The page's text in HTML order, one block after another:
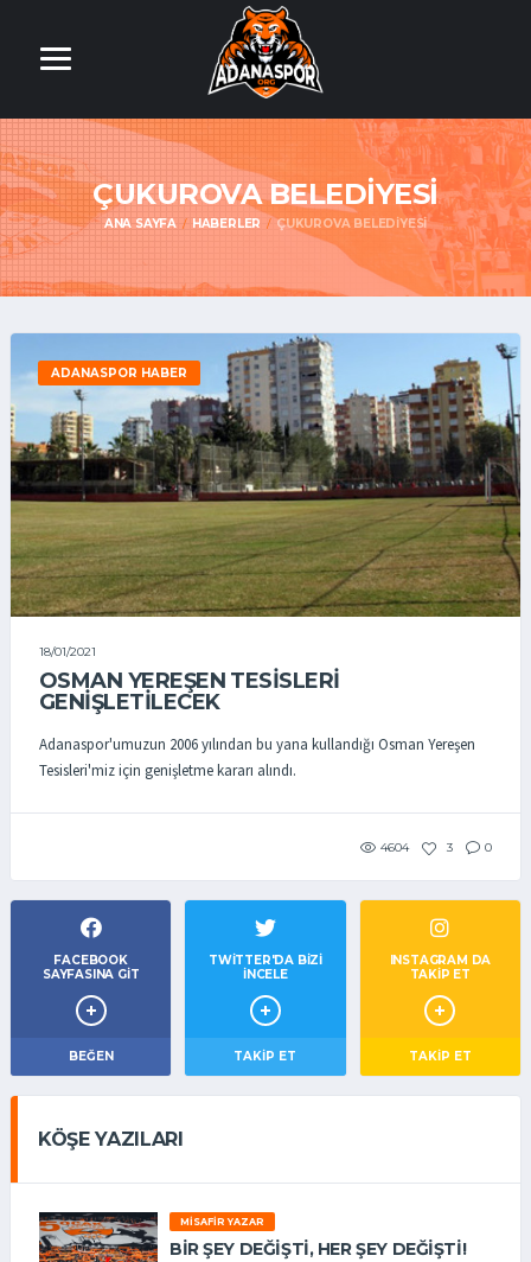
ÇUKUROVA BELEDIYESI
ANA SAYFA HABERLER ÇUKUROVA BELEDIYESI
ADANASPOR HABER
18/01/2021
OSMAN YEREŞEN TESİSLERİ
GENİŞLETİLECEK
Adanaspor'umuzun 2006 yılından bu yana kullandığı Osman Yereşen
Tesisleri'miz için genişletme kararı alındı.
4604 3 0
FACEBOOK
SAYFASINA GIT
BEĞEN
TWITTER'DA BIZI
İNCELE
TAKIP ET
INSTAGRAM DA
TAKİP ET
TAKİP ET
KÖŞE YAZILARI
MISAFIR YAZAR
BIR ŞEY DEĞIŞTI, HER ŞEY DEĞIŞTI!